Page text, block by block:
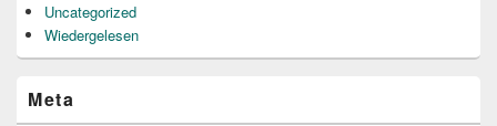
Uncategorized
Wiedergelesen
Meta